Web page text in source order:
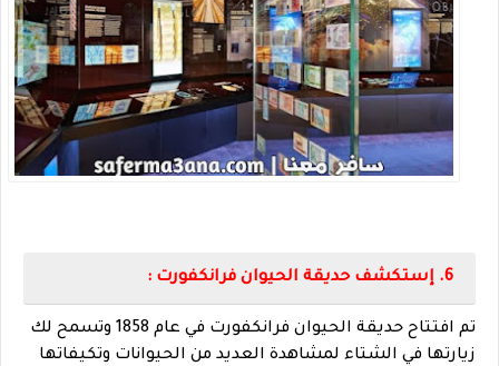
6. إستكشف حديقة الحيوان فرانكفورت :
تم افتتاح حديقة الحيوان فرانكفورت في عام 1858 وتسمح لك
زيارتها في الشتاء لمشاهدة العديد من الحيوانات وتكيفاتها